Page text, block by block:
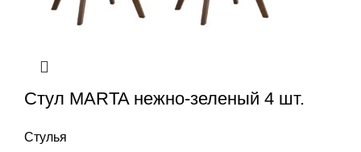
Стул MARTA нежно-зеленый 4 шт.
Стулья